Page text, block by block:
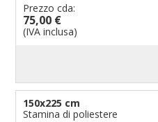
Prezzo cda:
75,00 €
(IVA inclusa)
150x225 cm
Stamina di poliestere